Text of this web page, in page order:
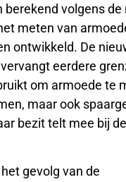
berekend volgens de
meten van
ontwikkeld. De
eerdere
om armoede te
maar ook
bezit telt mee bij
gevolg van de